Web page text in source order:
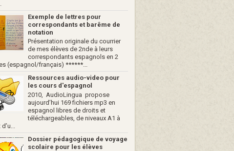
Exemple de lettres pour
correspondants et barême de
notation
Présentation originale du courrier
de mes élèves de 2nde à leurs
correspondants espagnols en 2
(espagnol/français) ******...
Ressources audio-video pour
les cours d'espagnol
2010, AudioLingua propose
aujourd’hui 169 fichiers mp3 en
espagnol libres de droits et
téléchargeables, de niveaux A1 à
Dossier pédagogique de voyage
scolaire pour les élèves